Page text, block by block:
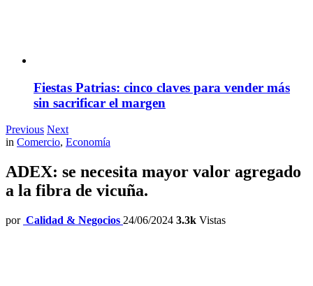
Fiestas Patrias: cinco claves para vender más
sin sacrificar el margen
Previous Next
in Comercio, Economía
ADEX: se necesita mayor valor agregado
a la fibra de vicuña.
por Calidad & Negocios 24/06/2024 3.3k Vistas